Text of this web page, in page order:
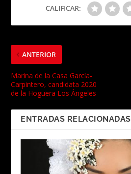
CALIFICAR:
ANTERIOR
Marina de la Casa García-
Carpintero, candidata 2020
de la Hoguera Los Ángeles
ENTRADAS RELACIONADAS